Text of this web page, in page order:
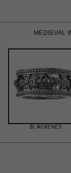
MEDIEVAL
BLACKENED